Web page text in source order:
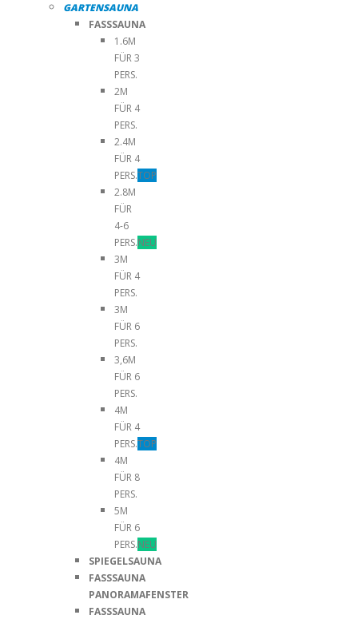
GARTENSAUNA
FASSSAUNA
1.6M
FÜR 3
PERS.
2M
FÜR 4
PERS.
2.4M
FÜR 4
PERS.TOP
2.8M
FÜR
4-6
PERS.NEU
3M
FÜR 4
PERS.
3M
FÜR 6
PERS.
3,6M
FÜR 6
PERS.
4M
FÜR 4
PERS.TOP
4M
FÜR 8
PERS.
5M
FÜR 6
PERS.NEU
SPIEGELSAUNA
FASSSAUNA
PANORAMAFENSTER
FASSSAUNA